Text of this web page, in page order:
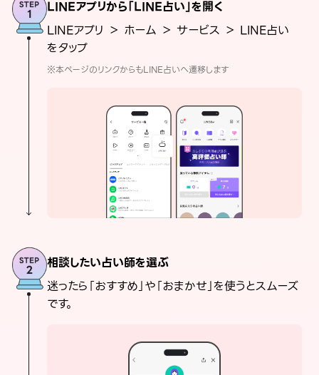
LINEアプリから「LINE占い」を開く
LINEアプリ ＞ ホーム ＞ サービス ＞ LINE占い
をタップ
※本ページのリンクからもLINE占いへ遷移します
相談したい占い師を選ぶ
迷ったら「おすすめ」や「おまかせ」を使うとスムーズ
です。